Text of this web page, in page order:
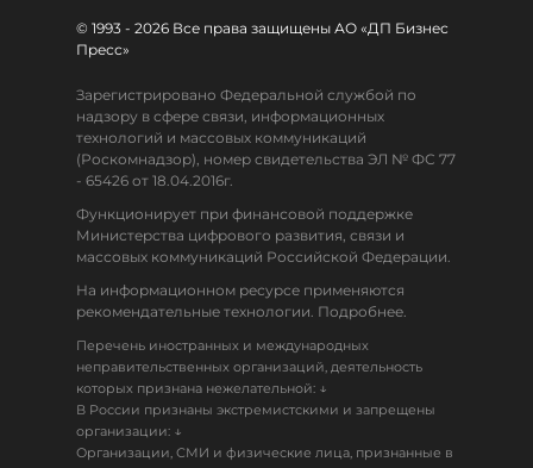
© 1993 - 2026 Все права защищены АО «ДП Бизнес
Пресс»
Зарегистрировано Федеральной службой по
надзору в сфере связи, информационных
технологий и массовых коммуникаций
(Роскомнадзор), номер свидетельства ЭЛ № ФС 77
- 65426 от 18.04.2016г.
Функционирует при финансовой поддержке
Министерства цифрового развития, связи и
массовых коммуникаций Российской Федерации.
На информационном ресурсе применяются
рекомендательные технологии. Подробнее.
Перечень иностранных и международных
неправительственных организаций, деятельность
которых признана нежелательной: ↓
В России признаны экстремистскими и запрещены
организации: ↓
Организации, СМИ и физические лица, признанные в